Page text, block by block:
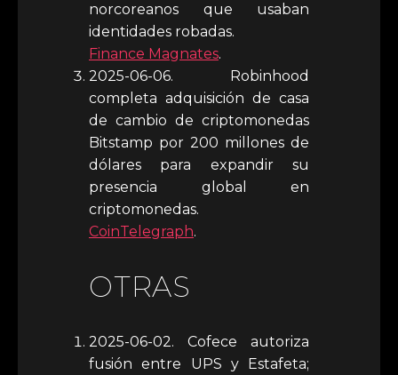
norcoreanos que usaban
identidades robadas.
Finance Magnates.
2025-06-06. Robinhood
completa adquisición de casa
de cambio de criptomonedas
Bitstamp por 200 millones de
dólares para expandir su
presencia global en
criptomonedas.
CoinTelegraph.
OTRAS
2025-06-02. Cofece autoriza
fusión entre UPS y Estafeta;